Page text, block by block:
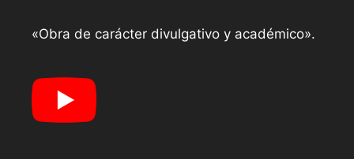
«Obra de carácter divulgativo y académico».